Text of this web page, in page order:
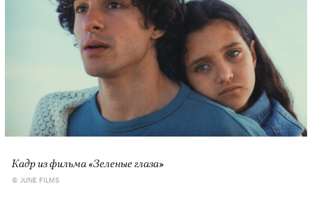
Кадр из фильма «Зеленые глаза»
© JUNE FILMS